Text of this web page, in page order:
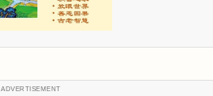
ADVERTISEMENT